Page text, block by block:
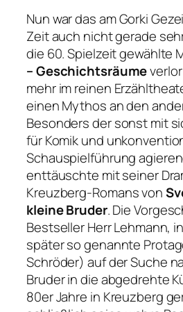
Nun war das am Gorki
Zeit auch nicht gerade
die 60. Spielzeit gewählte
– Geschichtsräume
mehr im reinen
einen Mythos an den
Besonders der sonst mit
für Komik und
Schauspielführung
enttäuschte mit seiner
Kreuzberg-Romans von
kleine Bruder. Die
Bestseller Herr Lehmann,
später so genannte
Schröder) auf der Suche
Bruder in die abgedrehte
80er Jahre in Kreuzberg